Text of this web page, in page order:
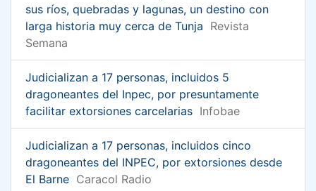
sus ríos, quebradas y lagunas, un destino con
larga historia muy cerca de Tunja Revista
Semana
Judicializan a 17 personas, incluidos 5
dragoneantes del Inpec, por presuntamente
facilitar extorsiones carcelarias Infobae
Judicializan a 17 personas, incluidos cinco
dragoneantes del INPEC, por extorsiones desde
El Barne Caracol Radio